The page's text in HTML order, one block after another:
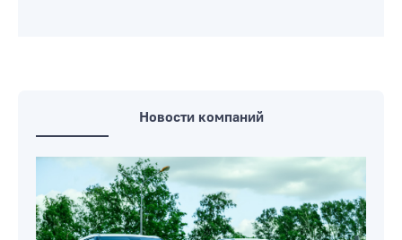
Новости компаний